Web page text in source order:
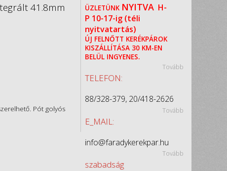
41.8mm
Pót golyós
ÜZLETÜNK NYITVA H-
P 10-17-ig (téli
nyitvatartás)
ÚJ FELNŐTT KERÉKPÁROK
KISZÁLLÍTÁSA 30 KM-EN
BELÜL INGYENES.
Tovább
TELEFON:
88/328-379, 20/418-2626
Tovább
E_MAIL:
info@faradykerekpar.hu
Tovább
szabadság